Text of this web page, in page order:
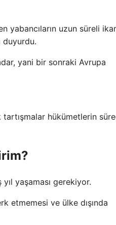
yabancıların uzun süreli
duyurdu.
yani bir sonraki Avrupa
hükümetlerin
yaşaması gerekiyor.
etmemesi ve ülke dışında